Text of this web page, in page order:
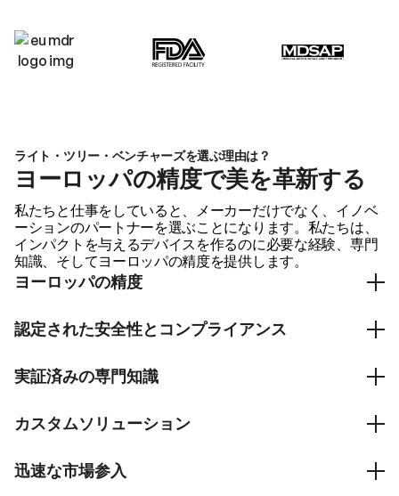
ライト・ツリー・ベンチャーズを選ぶ理由は？
ヨーロッパの精度で美を革新する
私たちと仕事をしていると、メーカーだけでなく、イノベ
ーションのパートナーを選ぶことになります。私たちは、
インパクトを与えるデバイスを作るのに必要な経験、専門
知識、そしてヨーロッパの精度を提供します。
ヨーロッパの精度
開発されました。
認定された安全性とコンプライアンス
実証済みの専門知識
カスタムソリューション
迅速な市場参入